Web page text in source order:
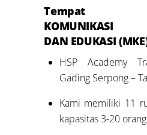
Tempat
KOMUNIKASI
DAN EDUKASI
HSP Academy
Gading Serpong –
Kami memiliki 11
kapasitas 3-20 orang